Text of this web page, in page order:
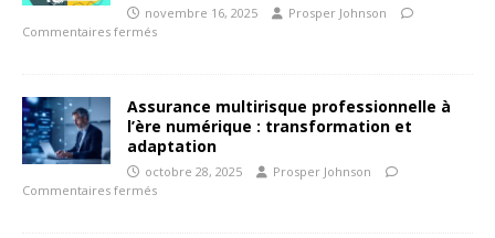
novembre 16, 2025
Prosper Johnson
Commentaires fermés
Assurance multirisque professionnelle à
l’ère numérique : transformation et
adaptation
octobre 28, 2025
Prosper Johnson
Commentaires fermés